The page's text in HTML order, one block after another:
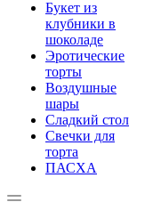
Букет из
клубники в
шоколаде
Эротические
торты
Воздушные
шары
Сладкий стол
Свечки для
торта
ПАСХА